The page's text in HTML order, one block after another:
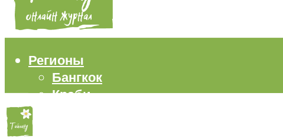
Регионы
Бангкок
Краби